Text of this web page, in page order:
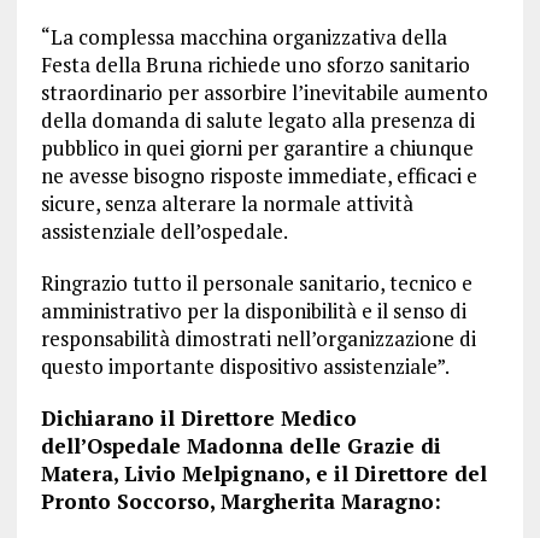
“La complessa macchina organizzativa della
Festa della Bruna richiede uno sforzo sanitario
straordinario per assorbire l’inevitabile aumento
della domanda di salute legato alla presenza di
pubblico in quei giorni per garantire a chiunque
ne avesse bisogno risposte immediate, efficaci e
sicure, senza alterare la normale attività
assistenziale dell’ospedale.
Ringrazio tutto il personale sanitario, tecnico e
amministrativo per la disponibilità e il senso di
responsabilità dimostrati nell’organizzazione di
questo importante dispositivo assistenziale”.
Dichiarano il Direttore Medico
dell’Ospedale Madonna delle Grazie di
Matera, Livio Melpignano, e il Direttore del
Pronto Soccorso, Margherita Maragno: